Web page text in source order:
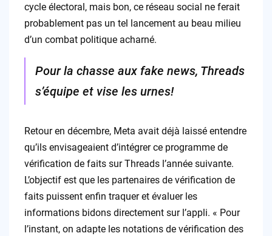
cycle électoral, mais bon, ce réseau social ne ferait
probablement pas un tel lancement au beau milieu
d’un combat politique acharné.
Pour la chasse aux fake news, Threads
s’équipe et vise les urnes!
Retour en décembre, Meta avait déjà laissé entendre
qu’ils envisageaient d’intégrer ce programme de
vérification de faits sur Threads l’année suivante.
L’objectif est que les partenaires de vérification de
faits puissent enfin traquer et évaluer les
informations bidons directement sur l’appli. « Pour
l’instant, on adapte les notations de vérification des